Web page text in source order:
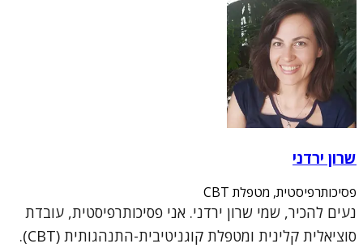
שרון ירדני
פסיכותרפיסטית, מטפלת CBT
נעים להכיר, שמי שרון ירדני. אני פסיכותרפיסטית, עובדת
סוציאלית קלינית ומטפלת קוגניטיבית-התנהגותית (CBT).